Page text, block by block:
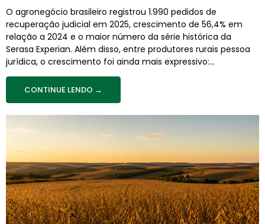
O agronegócio brasileiro registrou 1.990 pedidos de
recuperação judicial em 2025, crescimento de 56,4% em
relação a 2024 e o maior número da série histórica da
Serasa Experian. Além disso, entre produtores rurais pessoa
jurídica, o crescimento foi ainda mais expressivo:...
CONTINUE LENDO →